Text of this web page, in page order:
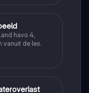
havo 4,
vanuit de les.